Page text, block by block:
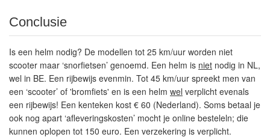
Conclusie
Is een helm nodig? De modellen tot 25 km/uur worden niet
scooter maar ‘snorfietsen’ genoemd. Een helm is niet nodig in NL,
wel in BE. Een rijbewijs evenmin. Tot 45 km/uur spreekt men van
een ‘scooter’ of 'bromfiets' en is een helm wel verplicht evenals
een rijbewijs! Een kenteken kost € 60 (Nederland). Soms betaal je
ook nog apart ‘afleveringskosten’ mocht je online besteleln; die
kunnen oplopen tot 150 euro. Een verzekering is verplicht.